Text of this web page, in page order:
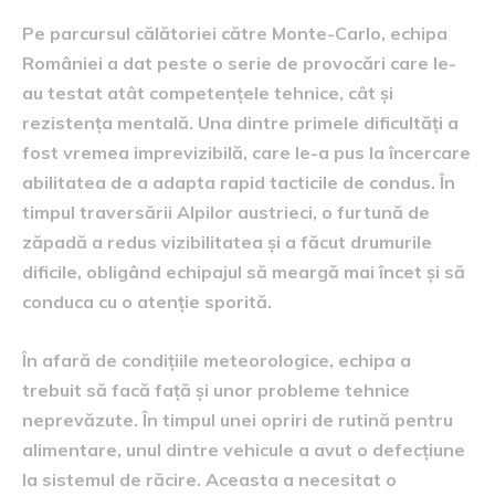
Pe parcursul călătoriei către Monte-Carlo, echipa
României a dat peste o serie de provocări care le-
au testat atât competențele tehnice, cât și
rezistența mentală. Una dintre primele dificultăți a
fost vremea imprevizibilă, care le-a pus la încercare
abilitatea de a adapta rapid tacticile de condus. În
timpul traversării Alpilor austrieci, o furtună de
zăpadă a redus vizibilitatea și a făcut drumurile
dificile, obligând echipajul să meargă mai încet și să
conduca cu o atenție sporită.
În afară de condițiile meteorologice, echipa a
trebuit să facă față și unor probleme tehnice
neprevăzute. În timpul unei opriri de rutină pentru
alimentare, unul dintre vehicule a avut o defecțiune
la sistemul de răcire. Aceasta a necesitat o